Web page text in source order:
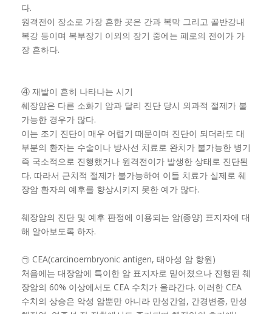
다.
원격전이 장소로 가장 흔한 곳은 간과 복막 그리고 골반강내
복강 등이며 복부장기 이외의 장기 중에는 폐로의 전이가 가
장 흔하다.
④ 재발이 흔히 나타나는 시기
췌장암은 다른 소화기 암과 달리 진단 당시 외과적 절제가 불
가능한 경우가 많다.
이는 조기 진단이 매우 어렵기 때문이며 진단이 되더라도 대
부분의 환자는 수술이나 방사선 치료로 완치가 불가능한 병기
즉 국소적으로 진행했거나 원격전이가 발생한 상태로 진단된
다. 따라서 근치적 절제가 불가능하여 이들 치료가 실제로 췌
장암 환자의 예후를 향상시키지 못한 예가 많다.
췌장암의 진단 및 예후 판정에 이용되는 암(종양) 표지자에 대
해 알아보도록 하자.
㉠ CEA(carcinoembryonic antigen, 태아성 암 항원)
처음에는 대장암에 특이한 암 표지자로 믿어졌으나 진행된 췌
장암의 60% 이상에서도 CEA 수치가 올라간다. 이러한 CEA
수치의 상승은 악성 암뿐만 아니라 만성간염, 간경변증, 만성